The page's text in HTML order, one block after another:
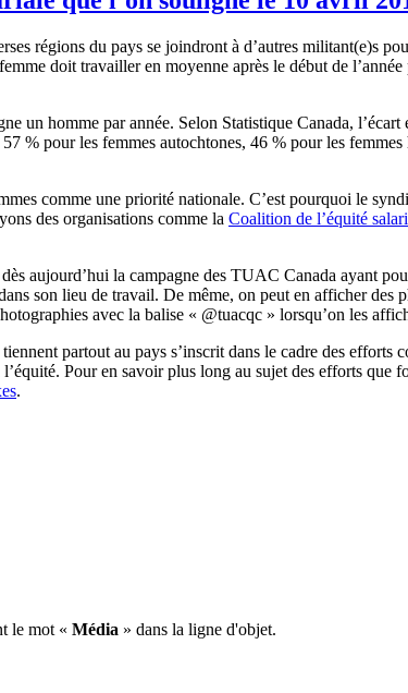
régions du pays se joindront à d’autres militant(e)s
doit travailler en moyenne après le début de
un homme par année. Selon Statistique Canada, l’écart
% pour les femmes autochtones, 46 % pour les
comme une priorité nationale. C’est pourquoi le
des organisations comme la Coalition de l’équité
aujourd’hui la campagne des TUAC Canada ayant
son lieu de travail. De même, on peut en afficher des
avec la balise « @tuacqc » lorsqu’on les
partout au pays s’inscrit dans le cadre des
Pour en savoir plus long au sujet des efforts
.
le mot « Média » dans la ligne d'objet.